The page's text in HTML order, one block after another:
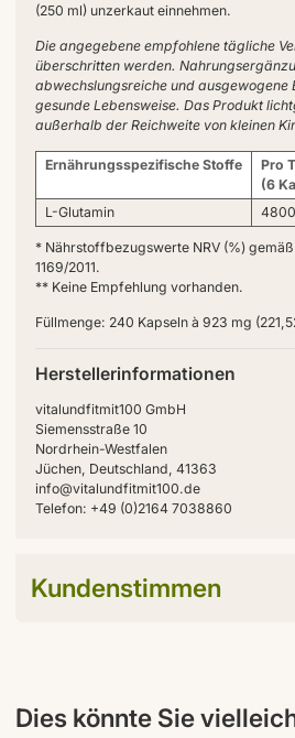
(250 ml) unzerkaut einnehmen.
Die angegebene empfohlene tägliche
überschritten werden.
abwechslungsreiche und ausgewogene
gesunde Lebensweise. Das Produkt
außerhalb der Reichweite von kleinen
Ernährungsspezifische Stoffe
Pro
(6
L-Glutamin
* Nährstoffbezugswerte NRV (%) gemäß
1169/2011.
** Keine Empfehlung vorhanden.
Füllmenge: 240 Kapseln à 923 mg
Herstellerinformationen
vitalundfitmit100 GmbH
Siemensstraße 10
Nordrhein-Westfalen
Jüchen, Deutschland, 41363
info@vitalundfitmit100.de
Telefon: +49 (0)2164 7038860
Kundenstimmen
Dies könnte Sie